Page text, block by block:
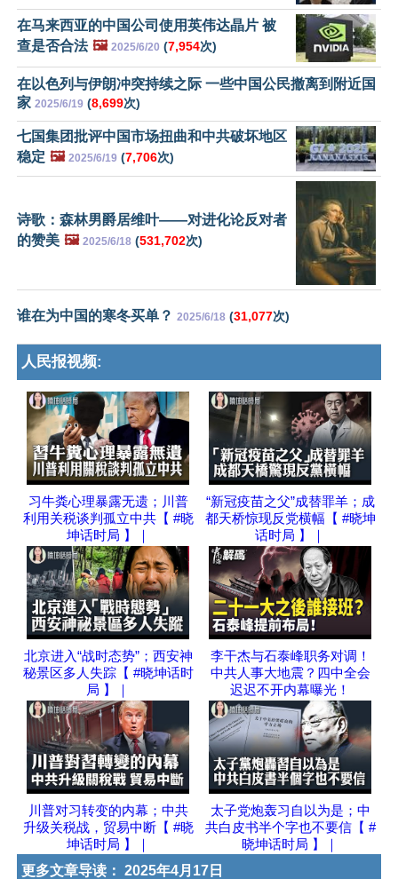
在马来西亚的中国公司使用英伟达晶片 被
查是否合法 🖼️ 2025/6/20 (7,954次)
在以色列与伊朗冲突持续之际 一些中国公民撤离到附近国
家 2025/6/19 (8,699次)
七国集团批评中国市场扭曲和中共破坏地区
稳定 🖼️ 2025/6/19 (7,706次)
诗歌：森林男爵居维叶——对进化论反对者
的赞美 🖼️ 2025/6/18 (531,702次)
谁在为中国的寒冬买单？ 2025/6/18 (31,077次)
人民报视频:
习牛粪心理暴露无遗；川普
利用关税谈判孤立中共【 #晓
坤话时局 】｜
“新冠疫苗之父”成替罪羊；成
都天桥惊现反党横幅【 #晓坤
话时局 】｜
北京进入“战时态势”；西安神
秘景区多人失踪【 #晓坤话时
局 】｜
李干杰与石泰峰职务对调！
中共人事大地震？四中全会
迟迟不开内幕曝光！
川普对习转变的内幕；中共
升级关税战，贸易中断【 #晓
坤话时局 】｜
太子党炮轰习自以为是；中
共白皮书半个字也不要信【 #
晓坤话时局 】｜
更多文章导读： 2025年4月17日